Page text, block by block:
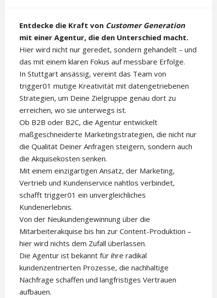
Entdecke die Kraft von Customer Generation
mit einer Agentur, die den Unterschied macht.
Hier wird nicht nur geredet, sondern gehandelt – und
das mit einem klaren Fokus auf messbare Erfolge.
In Stuttgart ansässig, vereint das Team von
trigger01 mutige Kreativität mit datengetriebenen
Strategien, um Deine Zielgruppe genau dort zu
erreichen, wo sie unterwegs ist.
Ob B2B oder B2C, die Agentur entwickelt
maßgeschneiderte Marketingstrategien, die nicht nur
die Qualität Deiner Anfragen steigern, sondern auch
die Akquisekosten senken.
Mit einem einzigartigen Ansatz, der Marketing,
Vertrieb und Kundenservice nahtlos verbindet,
schafft trigger01 ein unvergleichliches
Kundenerlebnis.
Von der Neukundengewinnung über die
Mitarbeiterakquise bis hin zur Content-Produktion –
hier wird nichts dem Zufall überlassen.
Die Agentur ist bekannt für ihre radikal
kundenzentrierten Prozesse, die nachhaltige
Nachfrage schaffen und langfristiges Vertrauen
aufbauen.